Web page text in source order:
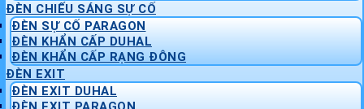
ĐÈN CHIẾU SÁNG SỰ CỐ
ĐÈN SỰ CỐ PARAGON
ĐÈN KHẨN CẤP DUHAL
ĐÈN KHẨN CẤP RẠNG ĐÔNG
ĐÈN EXIT
ĐÈN EXIT DUHAL